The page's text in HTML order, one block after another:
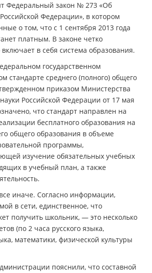
Федеральный закон № 273 «Об
Федерации», в котором
о том, что с 1 сентября 2013 года
платным. В законе четко
в себя система образования.
государственном
стандарте среднего (полного) общего
приказом Министерства
Российской Федерации от 17 мая
что стандарт направлен на
бесплатного образования на
общего образования в объеме
программы,
изучение обязательных учебных
в учебный план, а также
иначе. Согласно информации,
в сети, единственное, что
получить школьник, — это несколько
(по 2 часа русского языка,
математики, физической культуры
пояснили, что составной